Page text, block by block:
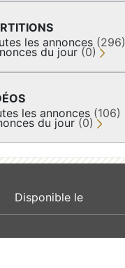
les annonces (296)
du jour (0)
les annonces (106)
du jour (0)